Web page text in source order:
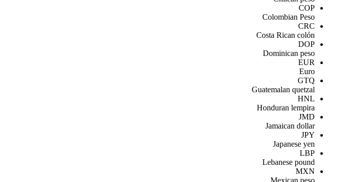
COP
Colombian Peso
CRC
Costa Rican colón
DOP
Dominican peso
EUR
Euro
GTQ
Guatemalan quetzal
HNL
Honduran lempira
JMD
Jamaican dollar
JPY
Japanese yen
LBP
Lebanese pound
MXN
Mexican peso